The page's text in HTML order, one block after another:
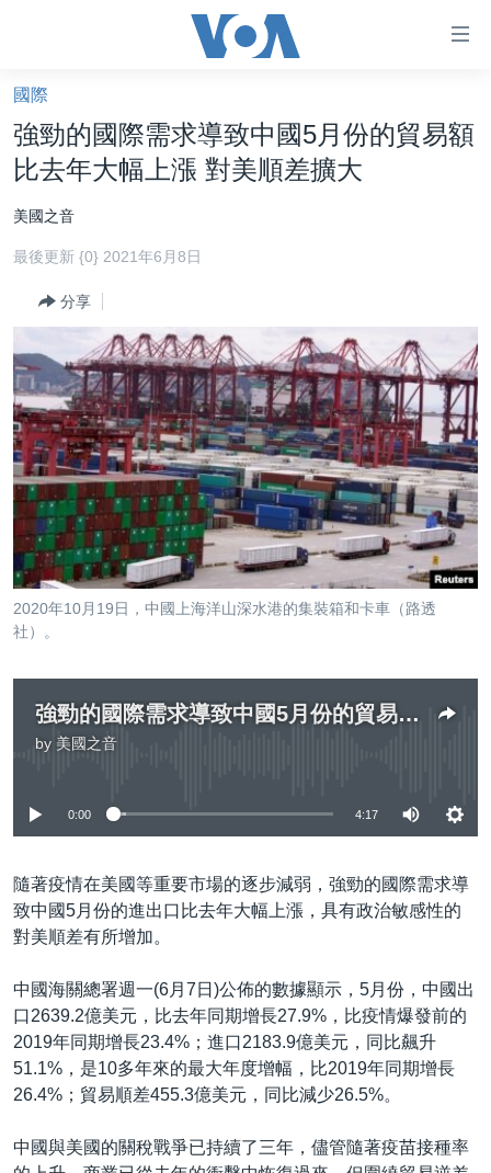
礙
鏈
接
跳
轉
內
到
導
航
跳
轉
到
索
美國大選2024
海外港人
新聞自由
揭謊頻道
美國
中國
國際
經貿
視頻
美國專訊
視頻存檔
音頻
新聞音頻
海外港人
廣播節目表
關注我們
國際
強勁的國際需求導致中國5月份的貿易額
比去年大幅上漲 對美順差擴大
美國之音
最後更新 {0} 2021年6月8日
分享
2020年10月19日，中國上海洋山深水港的集裝箱和卡車（路透
社）。
強勁的國際需求導致中國5月份的貿易額比去年大幅上漲 對美順差擴大
by 美國之音
0:00 4:17
隨著疫情在美國等重要市場的逐步減弱，強勁的國際需求導
致中國5月份的進出口比去年大幅上漲，具有政治敏感性的
對美順差有所增加。
中國海關總署週一(6月7日)公佈的數據顯示，5月份，中國出
口2639.2億美元，比去年同期增長27.9%，比疫情爆發前的
2019年同期增長23.4%；進口2183.9億美元，同比飆升
51.1%，是10多年來的最大年度增幅，比2019年同期增長
26.4%；貿易順差455.3億美元，同比減少26.5%。
中國與美國的關稅戰爭已持續了三年，儘管隨著疫苗接種率